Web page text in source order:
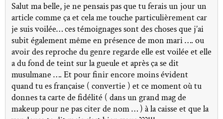
Salut ma belle, je ne pensais pas que tu ferais un jour un
article comme ça et cela me touche particulièrement car
je suis voilée… ces témoignages sont des choses que j’ai
subit également même en présence de mon mari …. ou
avoir des reproche du genre regarde elle est voilée et elle
a du fond de teint sur la gueule et après ça se dit
musulmane …. Et pour finir encore moins évident
quand tu es française ( convertie ) et ce moment où tu
donnes ta carte de fidélité ( dans un grand mag de
makeup pour ne pas citer de nom … ) à la caisse et que la